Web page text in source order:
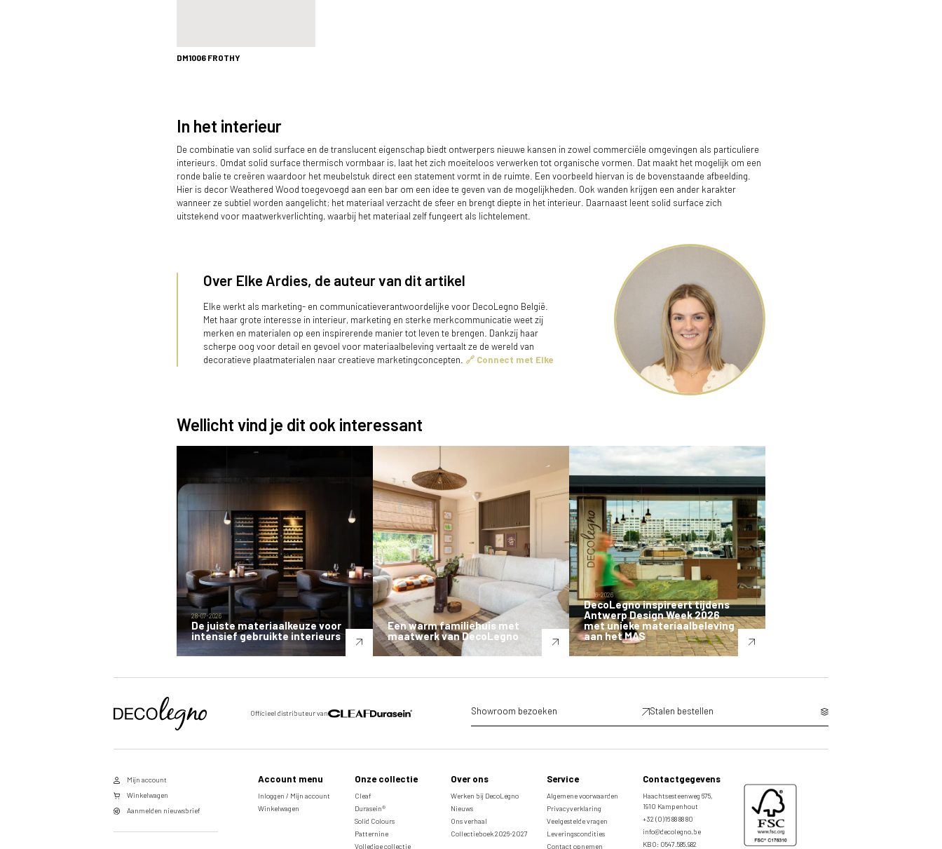
DM1006 FROTHY
In het interieur
De combinatie van solid surface en de translucent eigenschap biedt ontwerpers nieuwe kansen in zowel commerciële omgevingen als particuliere
interieurs. Omdat solid surface thermisch vormbaar is, laat het zich moeiteloos verwerken tot organische vormen. Dat maakt het mogelijk om een
ronde balie te creëren waardoor het meubelstuk direct een statement vormt in de ruimte. Een voorbeeld hiervan is de bovenstaande afbeelding.
Hier is decor Weathered Wood toegevoegd aan een bar om een idee te geven van de mogelijkheden. Ook wanden krijgen een ander karakter
wanneer ze subtiel worden aangelicht; het materiaal verzacht de sfeer en brengt diepte in het interieur. Daarnaast leent solid surface zich
uitstekend voor maatwerkverlichting, waarbij het materiaal zelf fungeert als lichtelement.
Over Elke Ardies, de auteur van dit artikel
Elke werkt als marketing- en communicatieverantwoordelijke voor DecoLegno België.
Met haar grote interesse in interieur, marketing en sterke merkcommunicatie weet zij
merken en materialen op een inspirerende manier tot leven te brengen. Dankzij haar
scherpe oog voor detail en gevoel voor materiaalbeleving vertaalt ze de wereld van
decoratieve plaatmaterialen naar creatieve marketingconcepten. 🔗 Connect met Elke
Wellicht vind je dit ook interessant
28-07-2026
De juiste materiaalkeuze voor
intensief gebruikte interieurs
23-07-2026
Een warm familiehuis met
maatwerk van DecoLegno
08-06-2026
DecoLegno inspireert tijdens
Antwerp Design Week 2026
met unieke materiaalbeleving
aan het MAS
Officieel distributeur van Showroom bezoeken Stalen bestellen
Mijn account
Winkelwagen
Aanmelden nieuwsbrief
Account menu
Inloggen / Mijn account
Winkelwagen
Onze collectie
Cleaf
Durasein®
Solid Colours
Patternine
Volledige collectie
Over ons
Werken bij DecoLegno
Nieuws
Ons verhaal
Collectieboek 2026-2027
Service
Algemene voorwaarden
Privacyverklaring
Veelgestelde vragen
Leveringscondities
Contact opnemen
Contactgegevens
Haachtsesteenweg 675,
1910 Kampenhout
+32 (0)16 88 88 80
info@decolegno.be
KBO: 0547.585.982